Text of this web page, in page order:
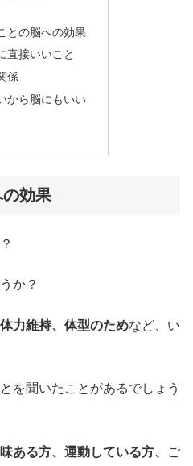
との脳への効果
直接いいこと
係
から脳にもいい
効果
か？
力維持、体型のためなど、い
を聞いたことがあるでしょう
ある方、運動している方、
ご